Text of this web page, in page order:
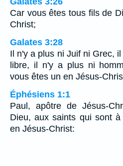
Car vous êtes tous fils de
Christ;
Galates 3:28
Il n'y a plus ni Juif ni Grec,
libre, il n'y a plus ni
vous êtes un en Jésus-
Éphésiens 1:1
Paul, apôtre de Jésus-
Dieu, aux saints qui sont
en Jésus-Christ: